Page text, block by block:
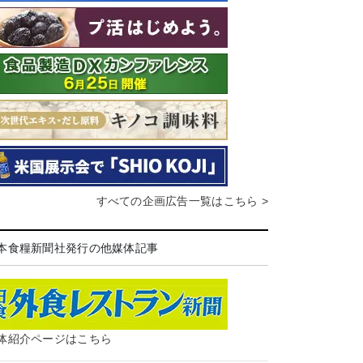
すべての企画広告一覧はこちら >
食糧新聞社発行の他媒体記事
紹介ページはこちら